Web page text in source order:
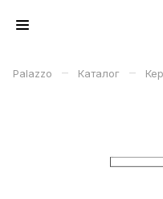
Palazzo – Каталог –